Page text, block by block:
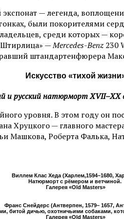
— легенда,
были покорителями
среди которых —
Штирлица» —Mercedes-Benz 230
штандартенфюрера
Искусство «тихой
и русский натюрморт XVII–XX
уровня. В этом году он
Хруцкого — главного
Машкова, Роберта Фалька,
Виллем Клас Хеда (Харлем,1594–1680,
Натюрморт с рёмером и ветчиной.
Галерея «Old Masters»
Франс Снейдерс (Антверпен, 1579– 1657,
битой дичью, охотничьими собаками,
Галерея «Old Masters»